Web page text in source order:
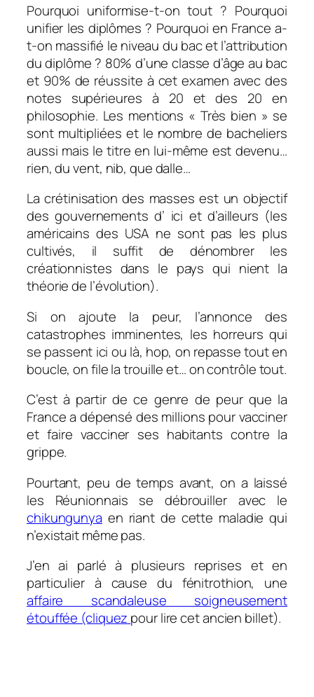
Pourquoi uniformise-t-on tout ? Pourquoi
unifier les diplômes ? Pourquoi en France a-
t-on massifié le niveau du bac et l’attribution
du diplôme ? 80% d’une classe d’âge au bac
et 90% de réussite à cet examen avec des
notes supérieures à 20 et des 20 en
philosophie. Les mentions « Très bien » se
sont multipliées et le nombre de bacheliers
aussi mais le titre en lui-même est devenu…
rien, du vent, nib, que dalle…
La crétinisation des masses est un objectif
des gouvernements d’ ici et d’ailleurs (les
américains des USA ne sont pas les plus
cultivés, il suffit de dénombrer les
créationnistes dans le pays qui nient la
théorie de l’évolution).
Si on ajoute la peur, l’annonce des
catastrophes imminentes, les horreurs qui
se passent ici ou là, hop, on repasse tout en
boucle, on file la trouille et… on contrôle tout.
C’est à partir de ce genre de peur que la
France a dépensé des millions pour vacciner
et faire vacciner ses habitants contre la
grippe.
Pourtant, peu de temps avant, on a laissé
les Réunionnais se débrouiller avec le
chikungunya en riant de cette maladie qui
n’existait même pas.
J’en ai parlé à plusieurs reprises et en
particulier à cause du fénitrothion, une
affaire scandaleuse soigneusement
étouffée (cliquez pour lire cet ancien billet).